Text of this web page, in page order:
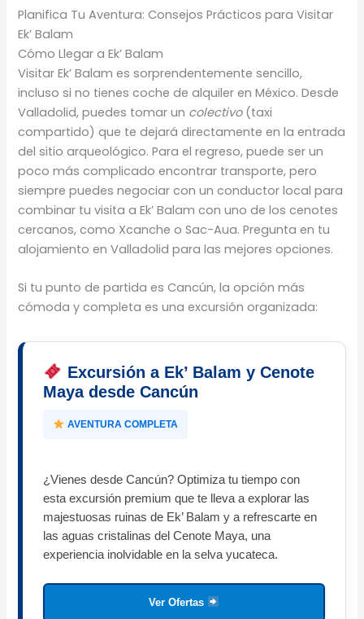
Planifica Tu Aventura: Consejos Prácticos para Visitar
Ek’ Balam
Cómo Llegar a Ek’ Balam
Visitar Ek’ Balam es sorprendentemente sencillo,
incluso si no tienes coche de alquiler en México. Desde
Valladolid, puedes tomar un colectivo(taxi
compartido) que te dejará directamente en la entrada
del sitio arqueológico. Para el regreso, puede ser un
poco más complicado encontrar transporte, pero
siempre puedes negociar con un conductor local para
combinar tu visita a Ek’ Balam con uno de los cenotes
cercanos, como Xcanche o Sac-Aua. Pregunta en tu
alojamiento en Valladolid para las mejores opciones.
Si tu punto de partida es Cancún, la opción más
cómoda y completa es una excursión organizada:
Excursión a Ek’ Balam y Cenote
Maya desde Cancún
AVENTURA COMPLETA
¿Vienes desde Cancún? Optimiza tu tiempo con
esta excursión premium que te lleva a explorar las
majestuosas ruinas de Ek’ Balam y a refrescarte en
las aguas cristalinas del Cenote Maya, una
experiencia inolvidable en la selva yucateca.
Ver Ofertas